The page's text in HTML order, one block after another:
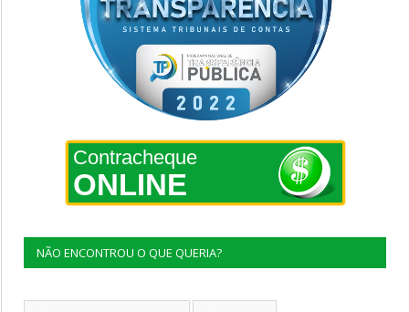
Contracheque
ONLINE
NÃO ENCONTROU O QUE QUERIA?